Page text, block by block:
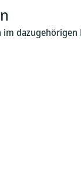
dazugehörigen